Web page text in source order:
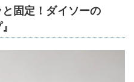
固定！ダイソーの